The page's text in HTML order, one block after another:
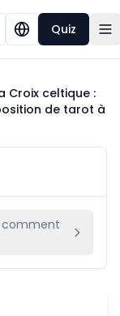
Quiz
Croix celtique :
de tarot à
comment